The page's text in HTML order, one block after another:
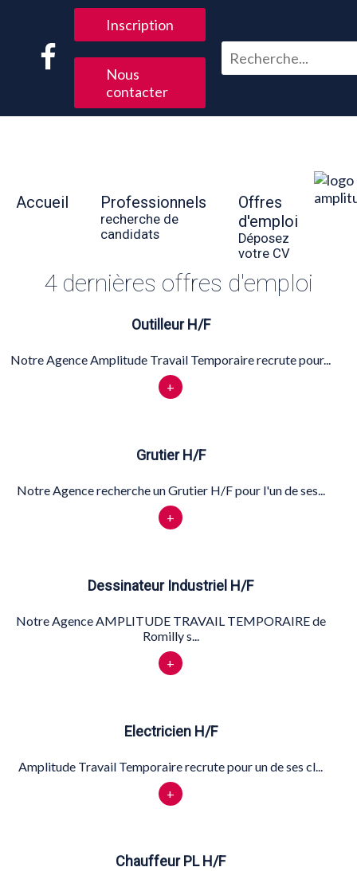
Inscription
Nous
contacter
Accueil Professionnels
recherche de
candidats
Offres
d'emploi
Déposez
votre CV
4 dernières offres d'emploi
Outilleur H/F
Notre Agence Amplitude Travail Temporaire recrute pour...
+
Grutier H/F
Notre Agence recherche un Grutier H/F pour l'un de ses...
+
Dessinateur Industriel H/F
Notre Agence AMPLITUDE TRAVAIL TEMPORAIRE de
Romilly s...
+
Electricien H/F
Amplitude Travail Temporaire recrute pour un de ses cl...
+
Chauffeur PL H/F